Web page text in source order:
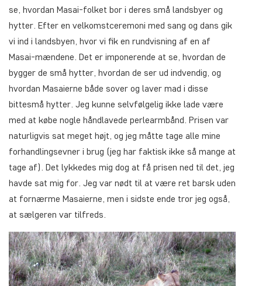
se, hvordan Masai-folket bor i deres små landsbyer og
hytter. Efter en velkomstceremoni med sang og dans gik
vi ind i landsbyen, hvor vi fik en rundvisning af en af
Masai-mændene. Det er imponerende at se, hvordan de
bygger de små hytter, hvordan de ser ud indvendig, og
hvordan Masaierne både sover og laver mad i disse
bittesmå hytter. Jeg kunne selvfølgelig ikke lade være
med at købe nogle håndlavede perlearmbånd. Prisen var
naturligvis sat meget højt, og jeg måtte tage alle mine
forhandlingsevner i brug (jeg har faktisk ikke så mange at
tage af). Det lykkedes mig dog at få prisen ned til det, jeg
havde sat mig for. Jeg var nødt til at være ret barsk uden
at fornærme Masaierne, men i sidste ende tror jeg også,
at sælgeren var tilfreds.